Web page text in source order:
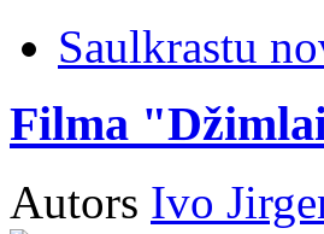
Saulkrastu
Filma
Autors Ivo